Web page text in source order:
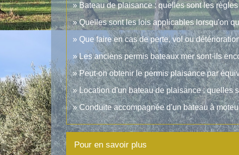
Bateau de plaisance : quelles sont les
Quelles sont les lois applicables lorsqu'on
Que faire en cas de perte, vol ou
Les anciens permis bateaux mer sont-ils
Peut-on obtenir le permis plaisance par
Location d'un bateau de plaisance : quelles
Conduite accompagnée d'un bateau à
Pour en savoir plus